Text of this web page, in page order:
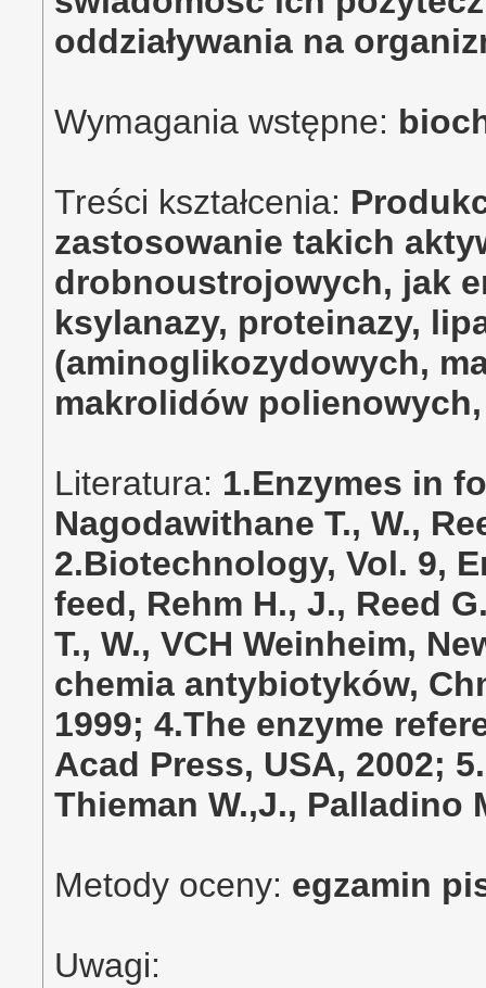
oddziaływania na
Wymagania wstępne:
Treści kształcenia:
zastosowanie takich
drobnoustrojowych, jak
ksylanazy, proteinazy,
(aminoglikozydowych,
makrolidów
Literatura: 1.Enzymes in
Nagodawithane T., W.,
2.Biotechnology, Vol. 9,
feed, Rehm H., J., Reed
T., W., VCH Weinheim,
chemia antybiotyków,
1999; 4.The enzyme
Acad Press, USA, 2002;
Thieman W.,J., Palladino
Metody oceny: egzamin
Uwagi: